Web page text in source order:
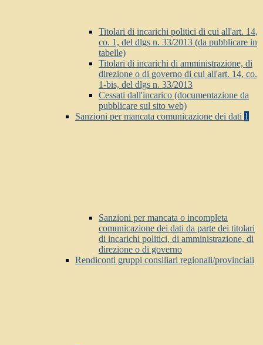
Titolari di incarichi politici di cui all'art. 14,
co. 1, del dlgs n. 33/2013 (da pubblicare in
tabelle)
Titolari di incarichi di amministrazione, di
direzione o di governo di cui all'art. 14, co.
1-bis, del dlgs n. 33/2013
Cessati dall'incarico (documentazione da
pubblicare sul sito web)
Sanzioni per mancata comunicazione dei dati 1
Sanzioni per mancata o incompleta
comunicazione dei dati da parte dei titolari
di incarichi politici, di amministrazione, di
direzione o di governo
Rendiconti gruppi consiliari regionali/provinciali